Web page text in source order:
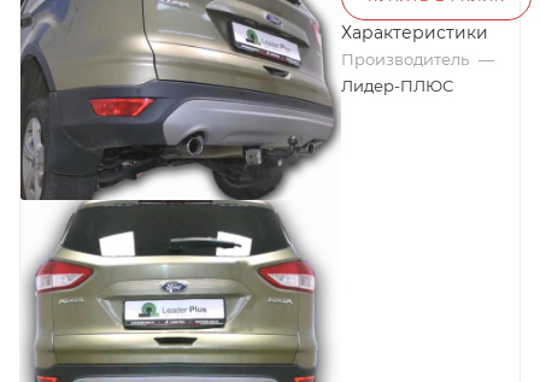
Характеристики
Производитель —
Лидер-ПЛЮС